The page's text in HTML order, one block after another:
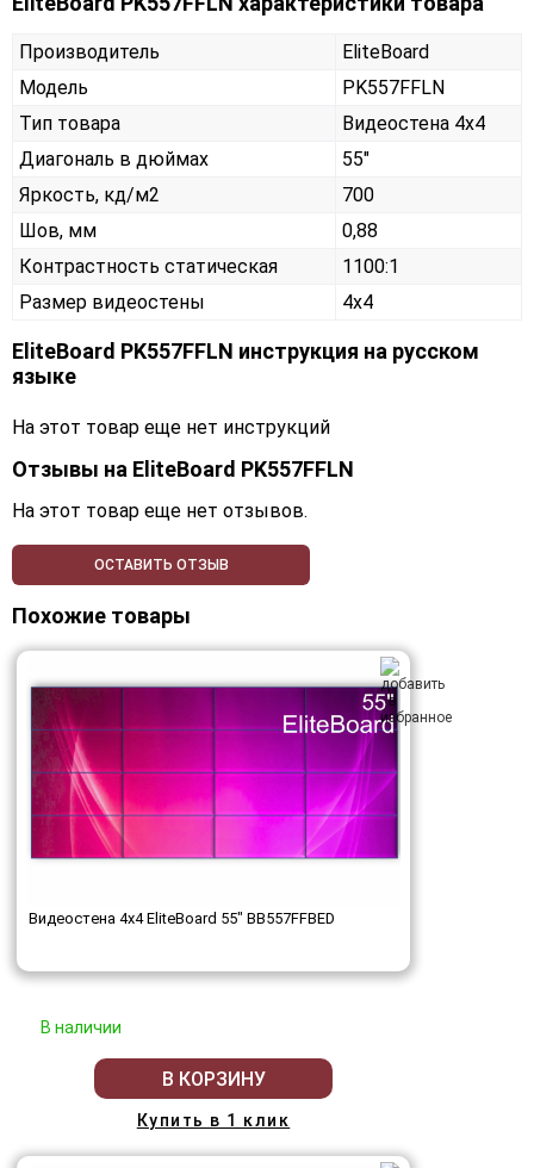
Производитель
EliteBoard
Модель
PK557FFLN
Тип товара
Видеостена 4х4
Диагональ в дюймах
55"
Яркость, кд/м2
700
Шов, мм
0,88
Контрастность статическая
1100:1
Размер видеостены
4x4
EliteBoard PK557FFLN инструкция на русском
языке
На этот товар еще нет инструкций
Отзывы на EliteBoard PK557FFLN
На этот товар еще нет отзывов.
ОСТАВИТЬ ОТЗЫВ
Похожие товары
Видеостена 4x4 EliteBoard 55" BB557FFBED
В наличии
В КОРЗИНУ
Купить в 1 клик